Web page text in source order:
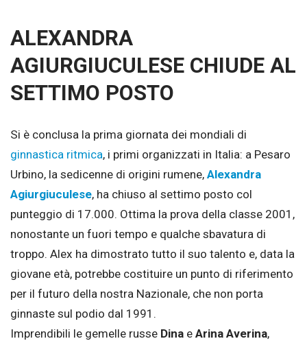
ALEXANDRA
AGIURGIUCULESE CHIUDE AL
SETTIMO POSTO
Si è conclusa la prima giornata dei mondiali di
ginnastica ritmica, i primi organizzati in Italia: a Pesaro
Urbino, la sedicenne di origini rumene, Alexandra
Agiurgiuculese, ha chiuso al settimo posto col
punteggio di 17.000. Ottima la prova della classe 2001,
nonostante un fuori tempo e qualche sbavatura di
troppo. Alex ha dimostrato tutto il suo talento e, data la
giovane età, potrebbe costituire un punto di riferimento
per il futuro della nostra Nazionale, che non porta
ginnaste sul podio dal 1991.
Imprendibili le gemelle russe Dina e Arina Averina,